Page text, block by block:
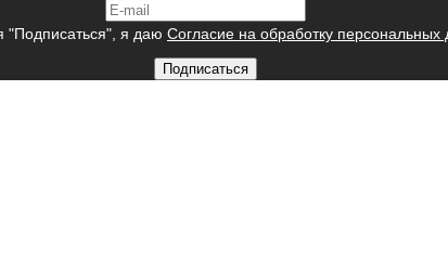
"Подписаться", я даю Согласие на обработку персональных
Подписаться